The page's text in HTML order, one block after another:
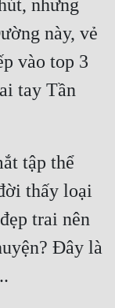
nhưng
này, vẻ
vào top 3
tay Tần
tập thể
thấy loại
trai nên
Đây là